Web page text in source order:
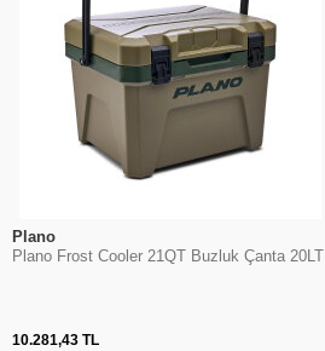
Plano
Plano Frost Cooler 21QT Buzluk Çanta 20LT
10.281,43TL